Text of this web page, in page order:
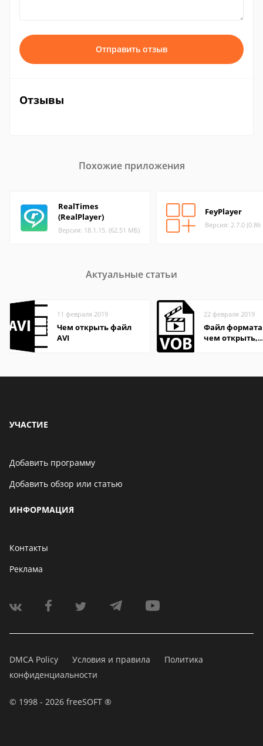
Отправить отзыв
Отзывы
Похожие приложения
RealTimes
(RealPlayer)
Версия: 18.1.15. (62.51 МБ)
FeyPlayer
Версия: 2.7.0
Актуальные статьи
11 февраля 2019
Чем открыть файл
AVI
22 февраля 2019
Файл формата
чем открыть,
УЧАСТИЕ
Добавить программу
Добавить обзор или статью
ИНФОРМАЦИЯ
Контакты
Реклама
DMCA Policy Условия и правила
Политика
конфиденциальности
© 1998 - 2026 freeSOFT ®